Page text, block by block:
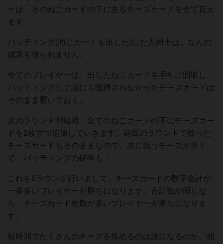
ーは、そのねこカードの下にあるチーズカードを全て貰え
ます。
バッティング(同じカードを出した)した人同士は、なんの
成果も得られません。
全てのプレイヤーは、出したねこカードを手札に回収し、
バッティングして誰にも獲得されなかったチーズカードは
そのまま置いておく。
次のラウンド開始時、全てのねこカードの下にチーズカー
ドを1枚ずつ追加していきます。前回のラウンドで残った
チーズカードもそのままなので、次に狙うチーズが多く
て バッティングの確率も・・・
これを6ラウンド行いまして、チーズカードの数字合計が
一番多いプレイヤーが勝ちになります。合計数が同じな
ら、チーズカード枚数が多いプレイヤーが勝ちになりま
す。
短時間でたくさんのチーズを集めるのは誰になるのか。他